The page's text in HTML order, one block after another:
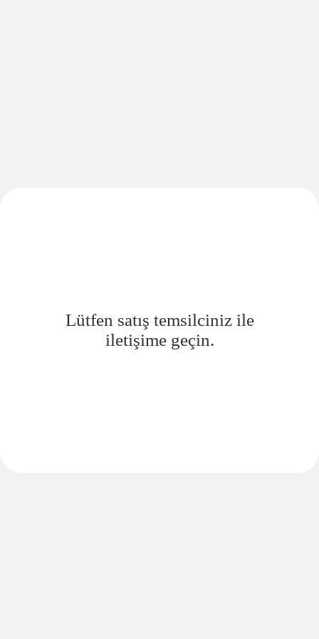
Lütfen satış temsilciniz ile
iletişime geçin.